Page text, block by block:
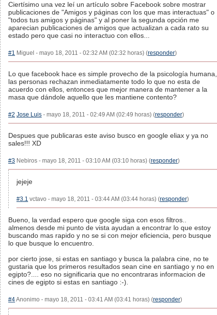
Ciertísimo una vez leí un artículo sobre Facebook sobre mostrar
publicaciones de "Amigos y páginas con los que mas interactuas" o
"todos tus amigos y páginas" y al poner la segunda opción me
aparecian publicaciones de amigos que actualizan a cada rato su
estado pero que casi no interactuo con ellos...
#1 Miguel - mayo 18, 2011 - 02:32 AM (02:32 horas) (responder)
Lo que facebook hace es simple provecho de la psicología humana,
las personas rechazan inmediatamente todo lo que no esta de
acuerdo con ellos, entonces que mejor manera de mantener a la
masa que dándole aquello que les mantiene contento?
#2 Jose Luis - mayo 18, 2011 - 02:49 AM (02:49 horas) (responder)
Despues que publicaras este aviso busco en google eliax y ya no
sales!!! XD
#3 Nebiros - mayo 18, 2011 - 03:10 AM (03:10 horas) (responder)
jejeje
#3.1 vctavo - mayo 18, 2011 - 03:44 AM (03:44 horas) (responder)
Bueno, la verdad espero que google siga con esos filtros..
almenos desde mi punto de vista ayudan a encontrar lo que estoy
buscando mas rapido y no se si con mejor eficiencia, pero busque
lo que busque lo encuentro.
por cierto jose, si estas en santiago y busca la palabra cine, no te
gustaria que los primeros resultados sean cine en santiago y no en
egipto?.... eso no significaria que no encontraras informacion de
cines de egipto si estas en santiago :-).
#4Anonimo - mayo 18, 2011 - 03:41 AM (03:41 horas) (responder)